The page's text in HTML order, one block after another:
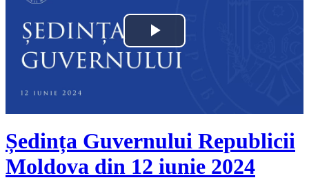
Play
Ședința Guvernului Republicii
Moldova din 12 iunie 2024